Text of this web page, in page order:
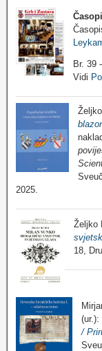
Br. 39
Vidi
2025.
Željko
18,
(ur.):
/